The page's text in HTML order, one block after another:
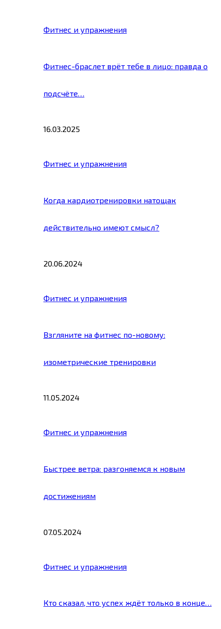
Фитнес и упражнения
Фитнес-браслет врёт тебе в лицо: правда о
подсчёте…
16.03.2025
Фитнес и упражнения
Когда кардиотренировки натощак
действительно имеют смысл?
20.06.2024
Фитнес и упражнения
Взгляните на фитнес по-новому:
изометрические тренировки
11.05.2024
Фитнес и упражнения
Быстрее ветра: разгоняемся к новым
достижениям
07.05.2024
Фитнес и упражнения
Кто сказал, что успех ждёт только в конце…